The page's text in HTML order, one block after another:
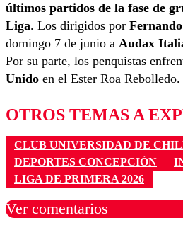
últimos partidos de la fase de
Liga. Los dirigidos por
domingo 7 de junio a Audax
Por su parte, los penquistas
Unido en el Ester Roa Rebolledo.
OTROS TEMAS A
CLUB UNIVERSIDAD DE
DEPORTES CONCEPCIÓN
LIGA DE PRIMERA 2026
Ver comentarios